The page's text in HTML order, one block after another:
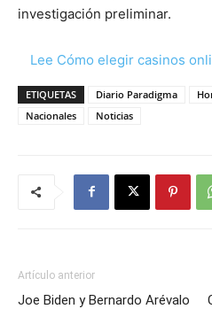
investigación preliminar.
Lee Cómo elegir casinos
ETIQUETAS Diario Paradigma
Nacionales
Noticias
Artículo anterior
Joe Biden y Bernardo Arévalo